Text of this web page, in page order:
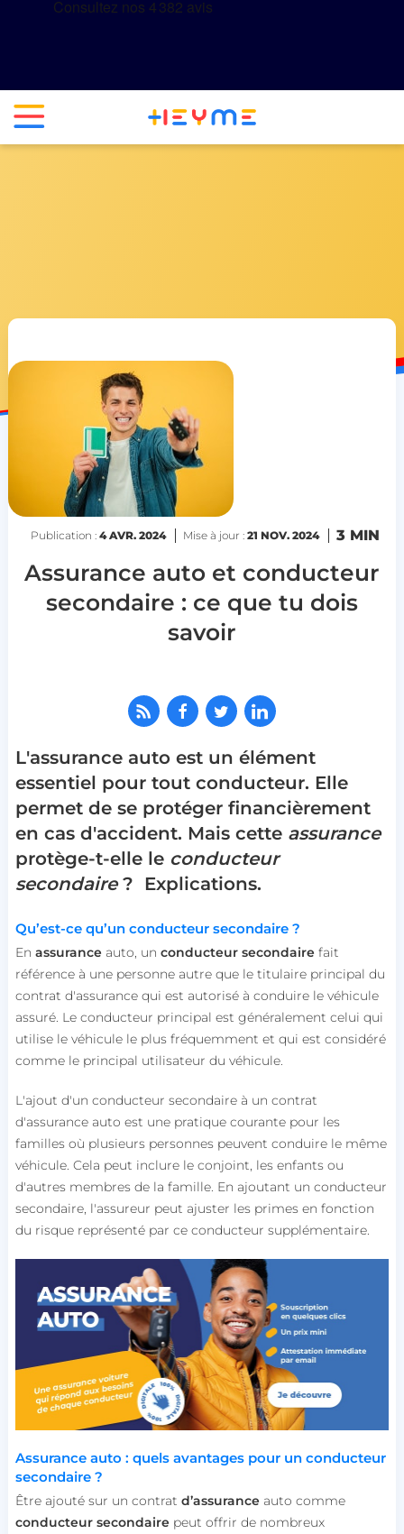
Publication : 4 AVR. 2024 Mise à jour : 21 NOV. 2024 3 MIN
Assurance auto et conducteur
secondaire : ce que tu dois
savoir
L'assurance auto est un élément
essentiel pour tout conducteur. Elle
permet de se protéger financièrement
en cas d'accident. Mais cette assurance
protège-t-elle le conducteur
secondaire? Explications.
Qu’est-ce qu’un conducteur secondaire ?
En assuranceauto, un conducteur secondairefait
référence à une personne autre que le titulaire principal du
contrat d'assurance qui est autorisé à conduire le véhicule
assuré. Le conducteur principal est généralement celui qui
utilise le véhicule le plus fréquemment et qui est considéré
comme le principal utilisateur du véhicule.
L'ajout d'un conducteur secondaire à un contrat
d'assurance auto est une pratique courante pour les
familles où plusieurs personnes peuvent conduire le même
véhicule. Cela peut inclure le conjoint, les enfants ou
d'autres membres de la famille. En ajoutant un conducteur
secondaire, l'assureur peut ajuster les primes en fonction
du risque représenté par ce conducteur supplémentaire.
Assurance auto : quels avantages pour un conducteur
secondaire ?
Être ajouté sur un contrat d’assuranceauto comme
conducteur secondairepeut offrir de nombreux